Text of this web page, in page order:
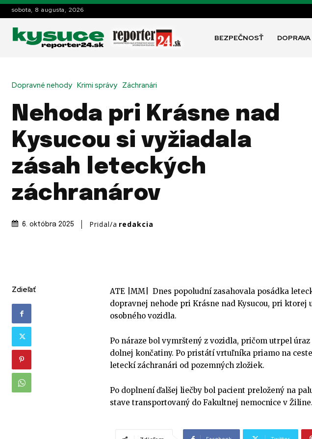
sobota, 8 augusta, 2026
BEZPEČNOSŤ DOPRAVA
Dopravné nehody Krimi správy Záchranári
Nehoda pri Krásne nad
Kysucou si vyžiadala
zásah leteckých
záchranárov
6. októbra 2025 Pridal/a redakcia
Zdieľať
ATE |MM| Dnes popoludní zasahovala posádka
dopravnej nehode pri Krásne nad Kysucou, pri ktorej
osobného vozidla.
Po náraze bol vymrštený z vozidla, pričom utrpel
dolnej končatiny. Po pristátí vrtuľníka priamo na
leteckí záchranári od pozemných zložiek.
Po doplnení ďalšej liečby bol pacient preložený na
stave transportovaný do Fakultnej nemocnice v Žiline.